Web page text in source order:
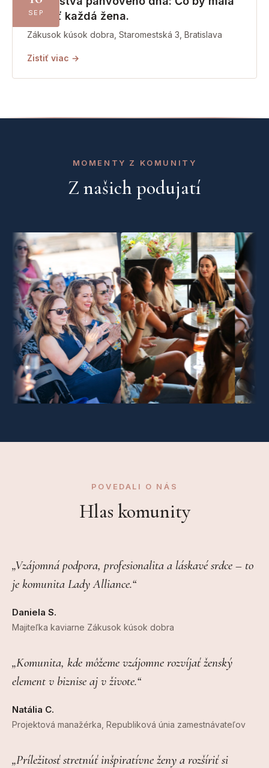
SEP
vedieť každá žena.
Zákusok kúsok dobra, Staromestská 3, Bratislava
Zistiť viac →
MOMENTY Z KOMUNITY
Z našich podujatí
POVEDALI O NÁS
Hlas komunity
„Vzájomná podpora, profesionalita a láskavé srdce – to
je komunita Lady Alliance.“
Daniela S.
Majiteľka kaviarne Zákusok kúsok dobra
„Komunita, kde môžeme vzájomne rozvíjať ženský
element v biznise aj v živote.“
Natália C.
Projektová manažérka, Republiková únia zamestnávateľov
„Príležitosť stretnúť inšpiratívne ženy a rozšíriť si